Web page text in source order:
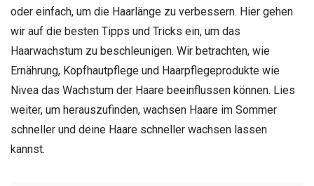
oder einfach, um die Haarlänge zu verbessern. Hier gehen
wir auf die besten Tipps und Tricks ein, um das
Haarwachstum zu beschleunigen. Wir betrachten, wie
Ernährung, Kopfhautpflege und Haarpflegeprodukte wie
Nivea das Wachstum der Haare beeinflussen können. Lies
weiter, um herauszufinden, wachsen Haare im Sommer
schneller und deine Haare schneller wachsen lassen
kannst.